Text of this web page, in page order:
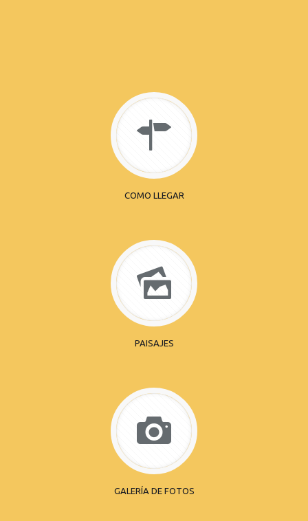
COMO LLEGAR
PAISAJES
GALERÍA DE FOTOS